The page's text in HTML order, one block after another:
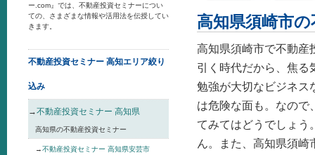
ー.com』では、不動産投資セミナーについ
ての、さまざまな情報や活用法を伝授してい
きます。
不動産投資セミナー 高知エリア絞り
込み
→不動産投資セミナー 高知県
高知県の不動産投資セミナー
→不動産投資セミナー 高知県安芸市
高知県須崎市
高知県須崎市で不動産
引く時代だから、焦る
勉強が大切なビジネス
は危険な面も。なので
てみてはどうでしょう
ん。また、高知県須